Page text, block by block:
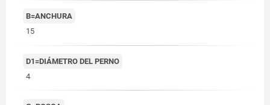
B=ANCHURA
15
D1=DIÁMETRO DEL PERNO
4